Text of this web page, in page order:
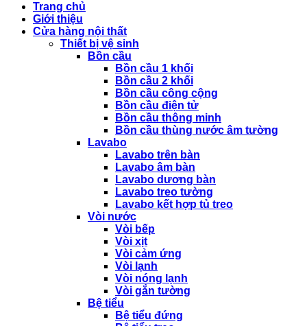
Trang chủ
Giới thiệu
Cửa hàng nội thất
Thiết bị vệ sinh
Bồn cầu
Bồn cầu 1 khối
Bồn cầu 2 khối
Bồn cầu công cộng
Bồn cầu điện tử
Bồn cầu thông minh
Bồn cầu thùng nước âm tường
Lavabo
Lavabo trên bàn
Lavabo âm bàn
Lavabo dương bàn
Lavabo treo tường
Lavabo kết hợp tủ treo
Vòi nước
Vòi bếp
Vòi xịt
Vòi cảm ứng
Vòi lạnh
Vòi nóng lạnh
Vòi gắn tường
Bệ tiểu
Bệ tiểu đứng